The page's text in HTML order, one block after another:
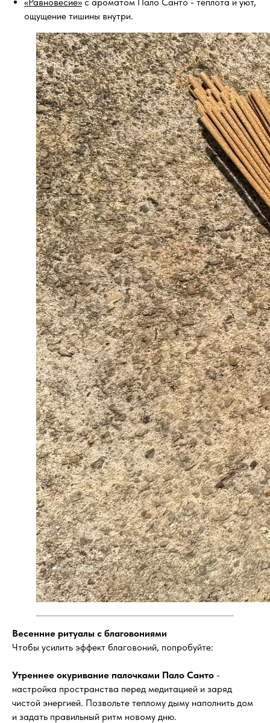
ощущение тишины внутри.
Весенние ритуалы с благовониями
Чтобы усилить эффект благовоний, попробуйте:
Утреннее окуривание палочками Пало Санто -
настройка пространства перед медитацией и заряд
чистой энергией. Позвольте теплому дыму наполнить дом
и задать правильный ритм новому дню.